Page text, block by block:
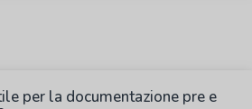
per la documentazione pre e